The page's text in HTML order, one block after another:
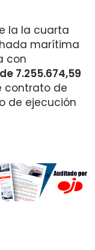
la la cuarta
marítima
con
7.255.674,59
contrato de
de ejecución